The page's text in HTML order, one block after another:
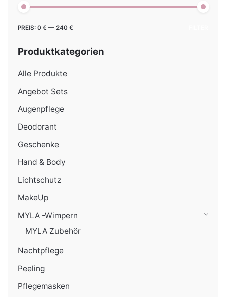
Min.
Max.
PREIS: 0 € — 240 €
Produktkategorien
Alle Produkte
Angebot Sets
Augenpflege
Deodorant
Geschenke
Hand & Body
Lichtschutz
MakeUp
MYLA -Wimpern
MYLA Zubehör
Nachtpflege
Peeling
Pflegemasken